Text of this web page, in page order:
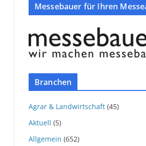
Messebauer für Ihren
Branchen
Agrar & Landwirtschaft (45)
Aktuell (5)
Allgemein (652)